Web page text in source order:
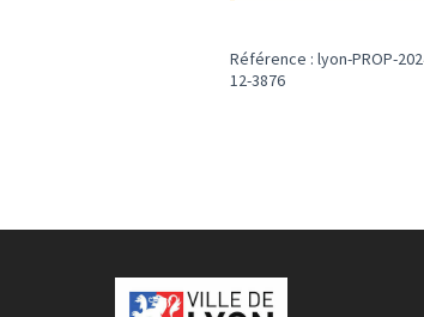
Référence : lyon-PROP-
12-3876